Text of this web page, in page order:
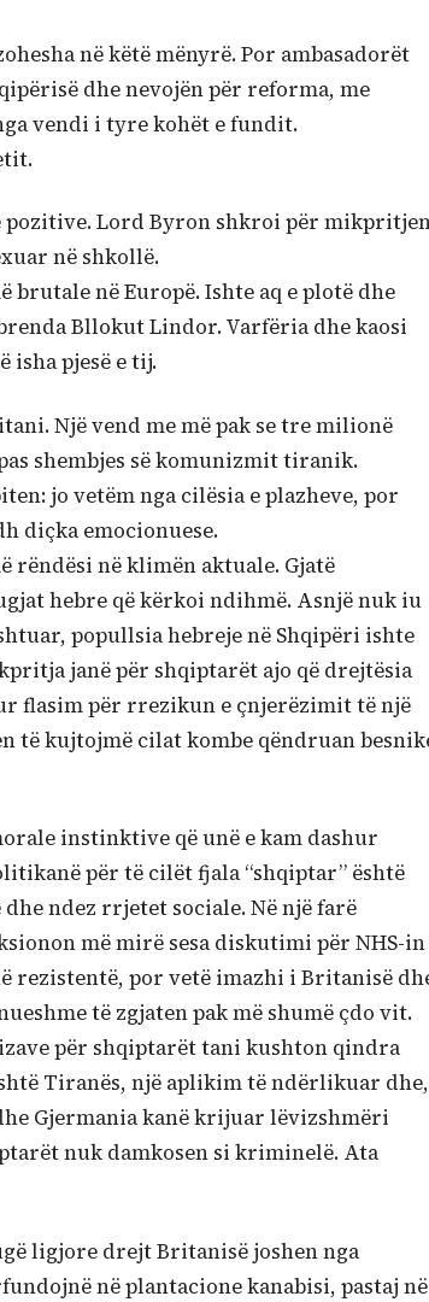
në këtë mënyrë. Por ambasadorët
dhe nevojën për reforma, me
vendi i tyre kohët e fundit.
pozitive. Lord Byron shkroi për
në shkollë.
në Europë. Ishte aq e plotë dhe
Bllokut Lindor. Varfëria dhe kaosi
isha pjesë e tij.
Një vend me më pak se tre milionë
shembjes së komunizmit tiranik.
jo vetëm nga cilësia e plazheve, por
diçka emocionuese.
rëndësi në klimën aktuale. Gjatë
hebre që kërkoi ndihmë. Asnjë nuk iu
popullsia hebreje në Shqipëri ishte
janë për shqiptarët ajo që drejtësia
flasim për rrezikun e çnjerëzimit të një
të kujtojmë cilat kombe qëndruan
instinktive që unë e kam dashur
për të cilët fjala “shqiptar” është
ndez rrjetet sociale. Në një farë
më mirë sesa diskutimi për NHS-in
rezistentë, por vetë imazhi i Britanisë
të zgjaten pak më shumë çdo vit.
për shqiptarët tani kushton qindra
Tiranës, një aplikim të ndërlikuar dhe,
Gjermania kanë krijuar lëvizshmëri
nuk damkosen si kriminelë. Ata
ligjore drejt Britanisë joshen nga
në plantacione kanabisi, pastaj në